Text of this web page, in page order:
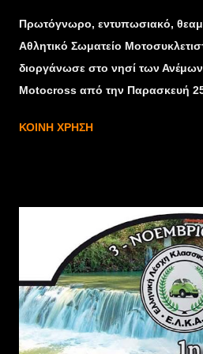
Πρωτόγνωρο, εντυπωσιακό,
Αθλητικό Σωματείο
διοργάνωσε στο νησί των
Motocross από την Παρασκευή
την προβολή και προώθηση του
και διακρίσεις στο βιογραφικό
αλφαβητική σειρά συμμετείχαν :
Βρεττός Νίκος, Γεωργαντάς
Κώστας, Κοντολέτας Δημήτρης,
Λυρίου Νίκος, Μούρκος Κώστας,
Σάγμαλης Αντώνης, Τομαράς
ΚΟΙΝΉ ΧΡΉΣΗ